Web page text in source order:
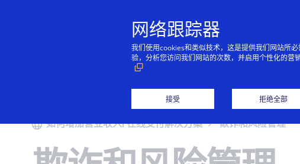
单平台解决方
只需通过与我们平台
行收付款、减少欺诈
和保护支付数据。
接受网上、
及呼叫中心
欺诈和风险
帮助最大限
欺诈损失并
合作伙伴
我们的合作伙伴网络
可以帮助推动业务创
详细了解
我们通过金
伴提供解决
技术合作伙
与领先的技
设施提供商
开发人员
我们的编码环境为您
提供了各种工具，用
内扩大规模的无摩擦
支付解决方案。
查看示例代
说明。
支持
联系我们屡获殊荣的
客户支持团队，或直
详细了解
访问我们的
门户网站，
关于我们
Cybersource 提供
一整套在线和面对面
作并实现支付操作自
动化。
了解我们如
付和欺诈管
何帮助像您
业在全球范
如何增加营业收入| 在线支付解决方案
欺诈和风险管理
网络跟踪器
我们使用cookies和类似技术，这是提供我们网站所
验，分析您访问我们网站的次数，并启用个性化的营
接受 拒绝全部